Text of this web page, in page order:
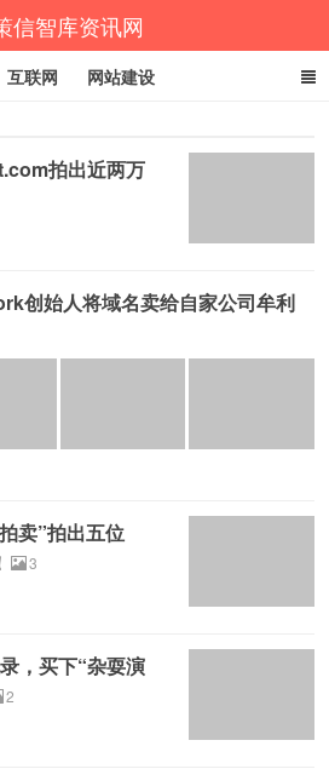
互联网 网站建设
拍出近两万
创始人将域名卖给自家公司牟利
卖”拍出五位
3
，买下“杂耍演
2